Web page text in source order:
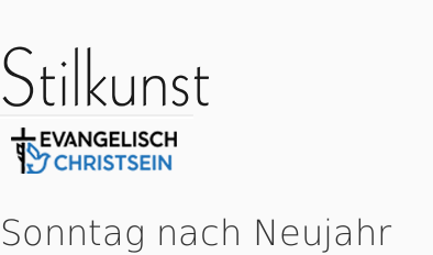
Sonntag nach Neujahr